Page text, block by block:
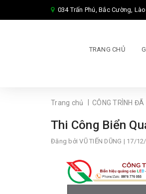
034 Trấn Phú, Bắc Cường,
TRANG CHỦ
Trang chủ CÔNG TRÌNH ĐÃ
Thi Công Biển
Đăng bởiVŨ TIẾN DŨNG | 17/